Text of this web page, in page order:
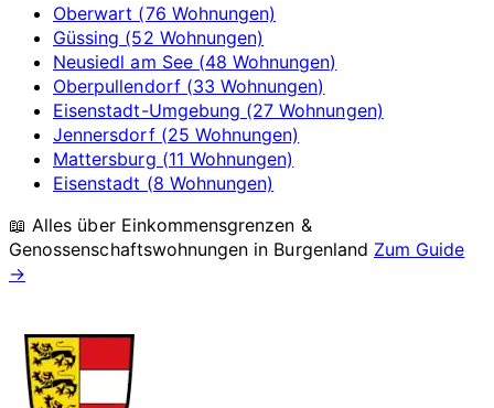
Oberwart (76 Wohnungen)
Güssing (52 Wohnungen)
Neusiedl am See (48 Wohnungen)
Oberpullendorf (33 Wohnungen)
Eisenstadt-Umgebung (27 Wohnungen)
Jennersdorf (25 Wohnungen)
Mattersburg (11 Wohnungen)
Eisenstadt (8 Wohnungen)
📖 Alles über Einkommensgrenzen &
Genossenschaftswohnungen in Burgenland Zum Guide
→